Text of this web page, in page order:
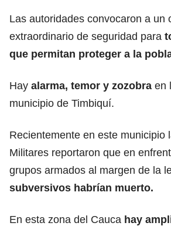
Las autoridades convocaron a un
extraordinario de seguridad para
que permitan proteger a la
Hay alarma, temor y zozobra en
municipio de Timbiquí.
Recientemente en este municipio
Militares reportaron que en
grupos armados al margen de la
subversivos habrían muerto.
En esta zona del Cauca hay